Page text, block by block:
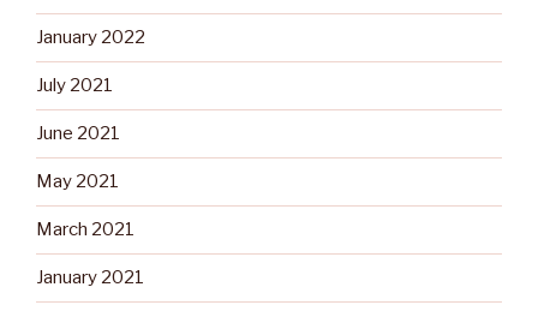
January 2022
July 2021
June 2021
May 2021
March 2021
January 2021